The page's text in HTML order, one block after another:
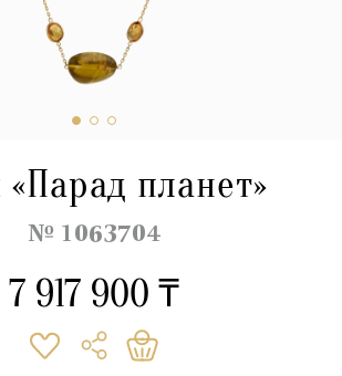
планет»
№ 1063704
7 917 900 ₸